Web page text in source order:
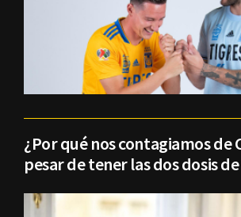
¿Por qué nos contagiamos de
pesar de tener las dos dosis